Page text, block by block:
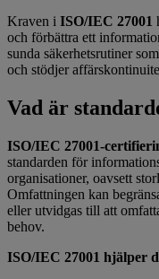
Kraven i ISO/IEC 27001
och förbättra ett
sunda säkerhetsrutiner
och stödjer
Vad är
ISO/IEC 27001-
standarden för
organisationer, oavsett
Omfattningen kan
eller utvidgas till att
behov.
ISO/IEC 27001 hjälper